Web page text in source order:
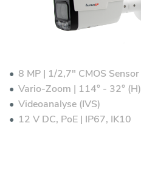
8 MP | 1/2,7" CMOS Sensor
Vario-Zoom | 114° - 32° (H)
Videoanalyse (IVS)
12 V DC, PoE | IP67, IK10